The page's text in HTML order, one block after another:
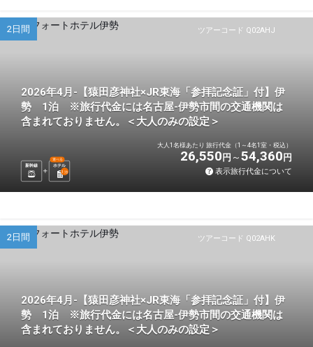
ツアーコード Q02AHJ
2日間
2026年4月-【猿田彦神社×JR東海「参拝記念証」付】伊
勢 1泊 ※旅行代金には名古屋-伊勢市間の交通機関は
含まれておりません。＜大人のみの設定＞
新幹線 ホテル
選べる
1 泊
大人1名様あたり 旅行代金（1～4名1室・税込）
26,550 円 54,360 円
表示旅行代金について
ツアーコード Q02AHK
2日間
2026年4月-【猿田彦神社×JR東海「参拝記念証」付】伊
勢 1泊 ※旅行代金には名古屋-伊勢市間の交通機関は
含まれておりません。＜大人のみの設定＞